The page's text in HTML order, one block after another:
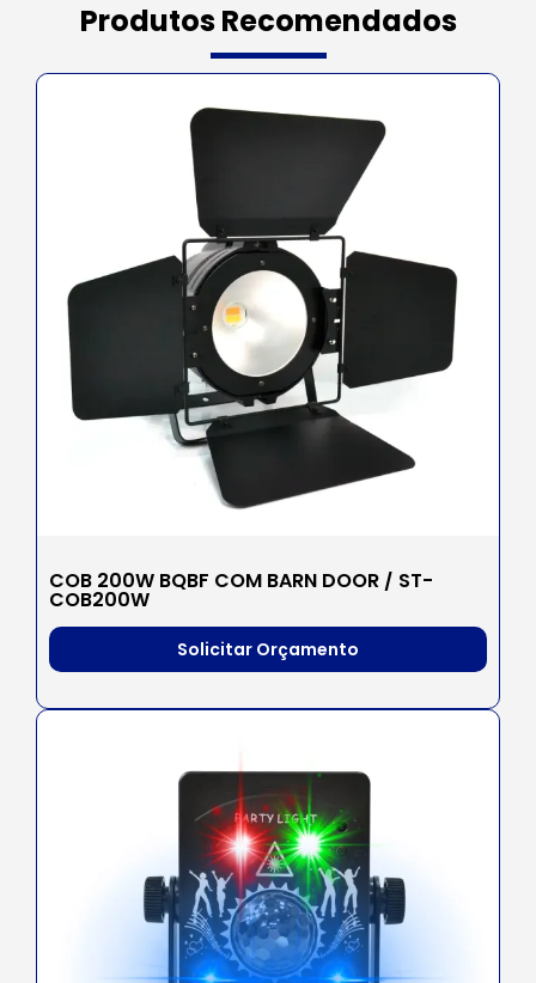
Produtos Recomendados
COB 200W BQBF COM BARN DOOR / ST-
COB200W
Solicitar Orçamento